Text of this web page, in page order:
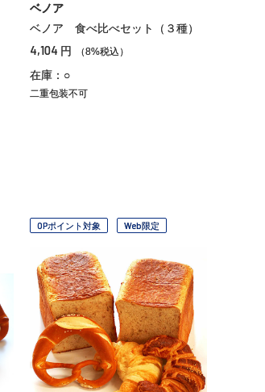
ベノア
ベノア 食べ比べセット（３種）
4,104 円 （8%税込）
在庫：○
二重包装不可
OPポイント対象 Web限定